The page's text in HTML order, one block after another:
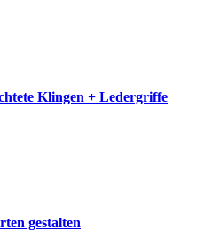
Klingen + Ledergriffe
gestalten